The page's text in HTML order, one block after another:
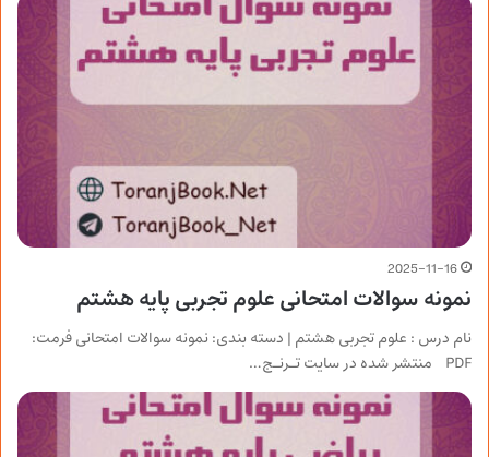
2025-11-16
نمونه سوالات امتحانی علوم تجربی پایه هشتم
نام درس : علوم تجربی هشتم | دسته بندی: نمونه سوالات امتحانی فرمت:
PDF منتشر شده در سایت تـرنـج…